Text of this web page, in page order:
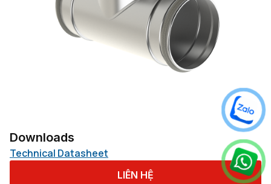
Downloads
Technical Datasheet
LIÊN HỆ